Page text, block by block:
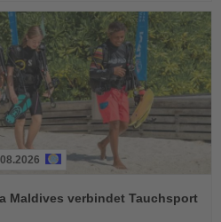
Maldives verbindet Tauchsport